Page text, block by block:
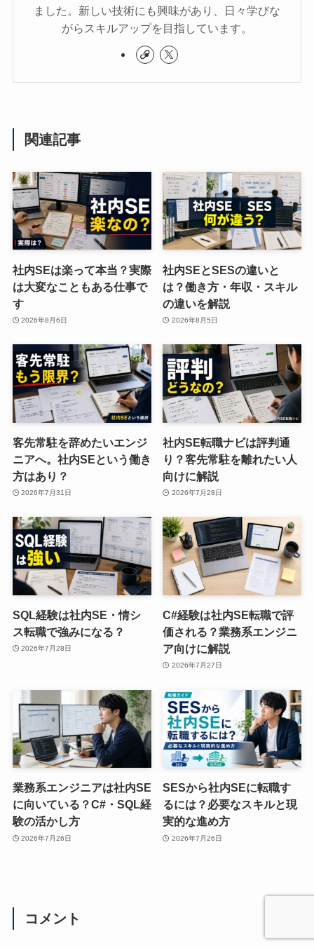
ました。新しい技術にも興味があり、日々学びな
がらスキルアップを目指しています。
関連記事
社内SEは楽って本当？実際
は大変なこともある仕事で
す
2026年8月6日
社内SEとSESの違いと
は？働き方・年収・スキル
の違いを解説
2026年8月5日
客先常駐を辞めたいエンジ
ニアへ。社内SEという働き
方はあり？
2026年7月31日
社内SE転職ナビは評判通
り？客先常駐を離れたい人
向けに解説
2026年7月28日
SQL経験は社内SE・情シ
ス転職で強みになる？
2026年7月28日
C#経験は社内SE転職で評
価される？業務系エンジニ
ア向けに解説
2026年7月27日
業務系エンジニアは社内SE
に向いている？C#・SQL経
験の活かし方
2026年7月26日
SESから社内SEに転職す
るには？必要なスキルと現
実的な進め方
2026年7月26日
コメント